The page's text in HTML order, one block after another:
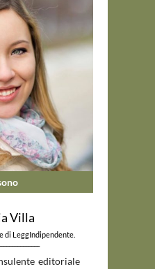
Villa
di LeggIndipendente.
editoriale